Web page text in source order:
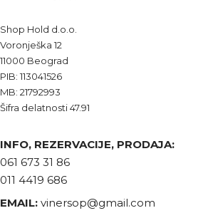
Shop Hold d.o.o.
Voronješka 12
11000 Beograd
PIB: 113041526
MB: 21792993
Šifra delatnosti 47.91
INFO, REZERVACIJE, PRODAJA:
061 673 31 86
011 4419 686
EMAIL: vinersop@gmail.com